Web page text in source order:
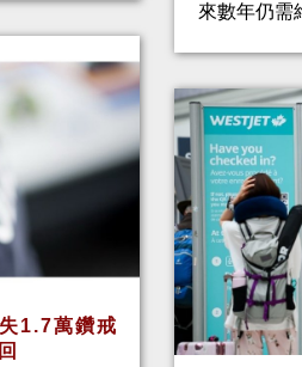
1.7萬鑽戒
來數年仍需